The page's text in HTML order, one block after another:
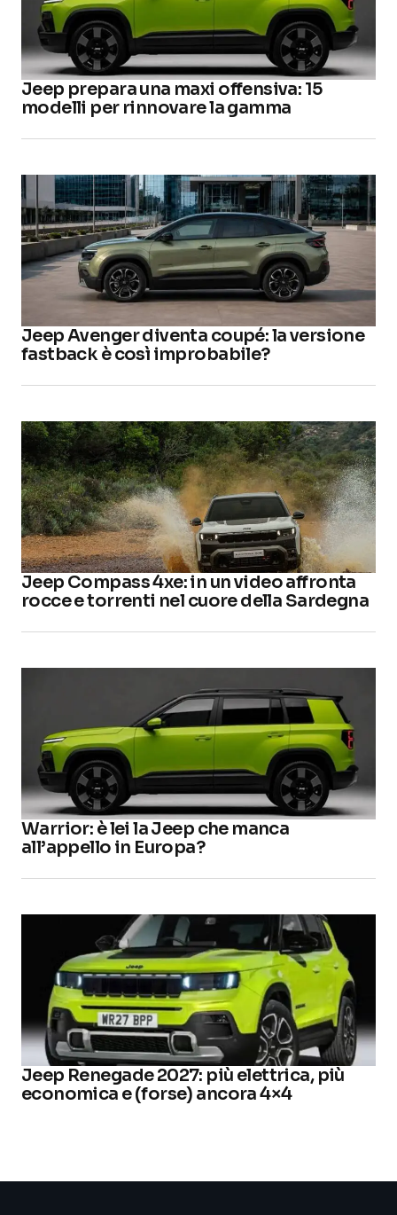
Jeep prepara una maxi offensiva: 15
modelli per rinnovare la gamma
Jeep Avenger diventa coupé: la versione
fastback è così improbabile?
Jeep Compass 4xe: in un video affronta
rocce e torrenti nel cuore della Sardegna
Warrior: è lei la Jeep che manca
all’appello in Europa?
Jeep Renegade 2027: più elettrica, più
economica e (forse) ancora 4×4